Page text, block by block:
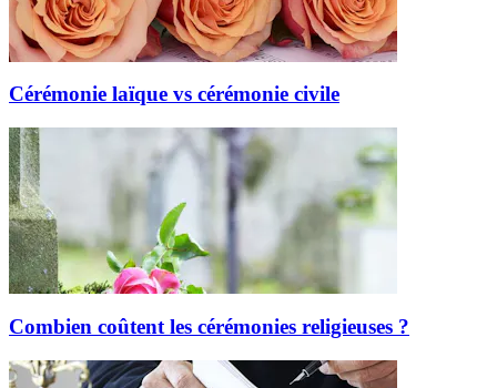
Cérémonie laïque vs cérémonie civile
Combien coûtent les cérémonies religieuses ?